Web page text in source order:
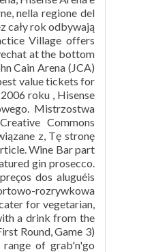
Cain Arena (JCA)
value tickets for
roku , Hisense
Mistrzostwa
Commons
z, Tę stronę
Wine Bar part
gin prosecco.
dos aluguéis
rozrywkowa
for vegetarian,
a drink from the
Round, Game 3)
of grab'n'go